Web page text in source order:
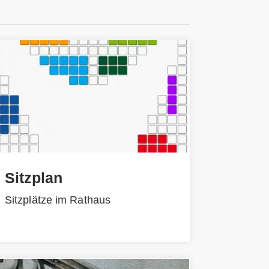
Sitzplan
Sitzplätze im Rathaus